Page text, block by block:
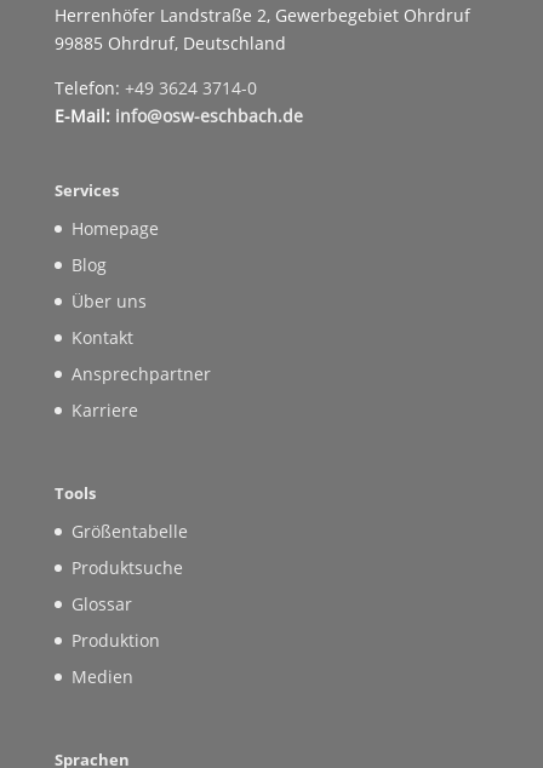
Herrenhöfer Landstraße 2, Gewerbegebiet Ohrdruf
99885 Ohrdruf, Deutschland
Telefon: +49 3624 3714-0
E-Mail: info@osw-eschbach.de
Services
Homepage
Blog
Über uns
Kontakt
Ansprechpartner
Karriere
Tools
Größentabelle
Produktsuche
Glossar
Produktion
Medien
Sprachen